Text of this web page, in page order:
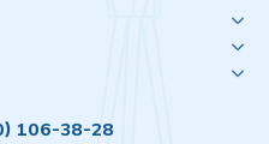
106-38-28